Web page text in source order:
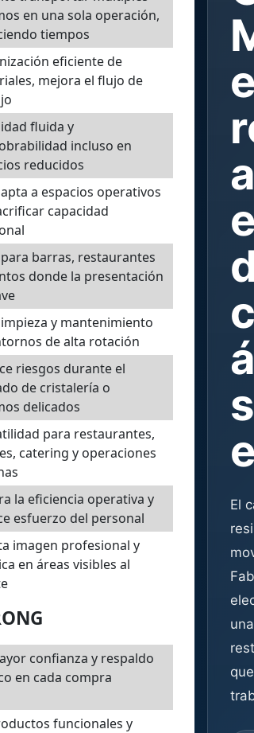
en una sola operación,
tiempos
eficiente de
mejora el flujo de
fluida y
incluso en
reducidos
a espacios operativos
capacidad
barras, restaurantes
donde la presentación
y mantenimiento
de alta rotación
riesgos durante el
de cristalería o
delicados
para restaurantes,
catering y operaciones
la eficiencia operativa y
esfuerzo del personal
imagen profesional y
en áreas visibles al
confianza y respaldo
en cada compra
funcionales y
El